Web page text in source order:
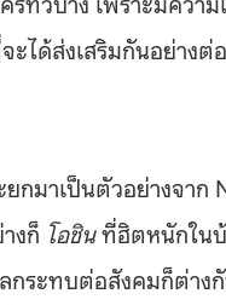
ะได้ส่งเสริมกันอย่างต่
กมาเป็นตัวอย่างจาก
งก็ โอชินที่ฮิตหนักในบ้
ระทบต่อสังคมก็ต่างกั